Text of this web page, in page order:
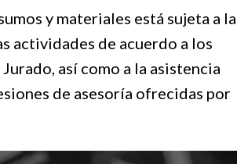
y materiales está sujeta a la
actividades de acuerdo a los
así como a la asistencia
de asesoría ofrecidas por